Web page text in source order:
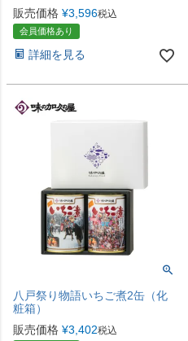
販売価格 ¥3,596税込
会員価格あり
詳細を見る
八戸祭り物語いちご煮2缶（化
粧箱）
販売価格 ¥3,402税込